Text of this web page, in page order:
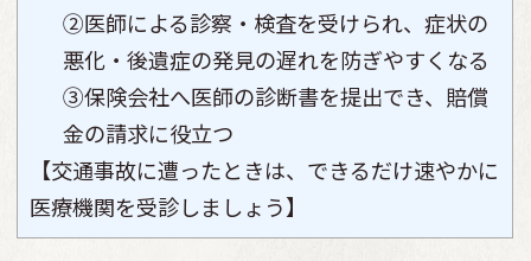
②医師による診察・検査を受けられ、症状の
悪化・後遺症の発見の遅れを防ぎやすくなる
③保険会社へ医師の診断書を提出でき、賠償
金の請求に役立つ
【交通事故に遭ったときは、できるだけ速やかに
医療機関を受診しましょう】